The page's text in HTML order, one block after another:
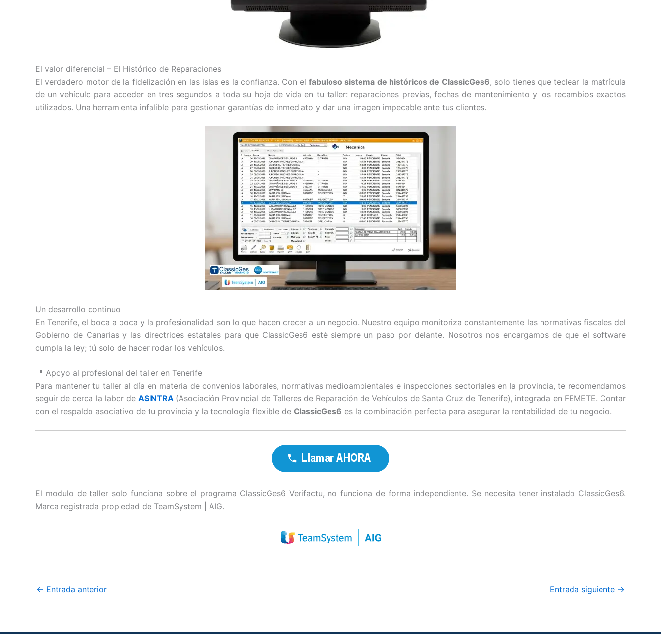
El valor diferencial – El Histórico de Reparaciones
El verdadero motor de la fidelización en las islas es la confianza. Con elfabuloso sistema de históricos de ClassicGes6, solo tienes que teclear la matrícula
de un vehículo para acceder en tres segundos a toda su hoja de vida en tu taller: reparaciones previas, fechas de mantenimiento y los recambios exactos
utilizados. Una herramienta infalible para gestionar garantías de inmediato y dar una imagen impecable ante tus clientes.
Un desarrollo continuo
En Tenerife, el boca a boca y la profesionalidad son lo que hacen crecer a un negocio. Nuestro equipo monitoriza constantemente las normativas fiscales del
Gobierno de Canarias y las directrices estatales para que ClassicGes6 esté siempre un paso por delante. Nosotros nos encargamos de que el software
cumpla la ley; tú solo de hacer rodar los vehículos.
📍 Apoyo al profesional del taller en Tenerife
Para mantener tu taller al día en materia de convenios laborales, normativas medioambientales e inspecciones sectoriales en la provincia, te recomendamos
seguir de cerca la labor deASINTRA (Asociación Provincial de Talleres de Reparación de Vehículos de Santa Cruz de Tenerife), integrada en FEMETE. Contar
con el respaldo asociativo de tu provincia y la tecnología flexible de ClassicGes6 es la combinación perfecta para asegurar la rentabilidad de tu negocio.
El modulo de taller solo funciona sobre el programa ClassicGes6 Verifactu, no funciona de forma independiente. Se necesita tener instalado ClassicGes6.
Marca registrada propiedad de TeamSystem | AIG.
← Entrada anterior Entrada siguiente →